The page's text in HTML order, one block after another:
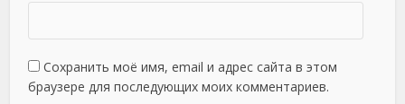
Сохранить моё имя, email и адрес сайта в этом
браузере для последующих моих комментариев.